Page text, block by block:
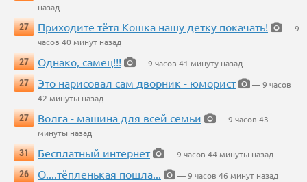
назад
27
Приходите тётя Кошка нашу детку покачать!
— 9
часов 40 минут назад
27
Однако, самец!!!
— 9 часов 41 минуту назад
27
Это нарисовал сам дворник - юморист
— 9 часов
42 минуты назад
27
Волга - машина для всей семьи
— 9 часов 43
минуты назад
31
Бесплатный интернет
— 9 часов 44 минуты назад
26
О....тёпленькая пошла...
— 9 часов 46 минут назад